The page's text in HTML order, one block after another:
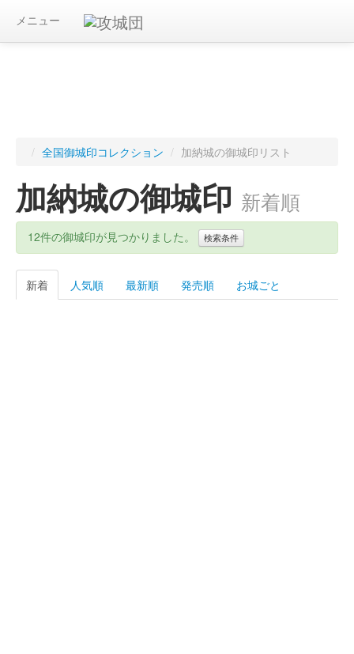
メニュー
/ 全国御城印コレクション / 加納城の御城印リスト
加納城の御城印 新着順
12件の御城印が見つかりました。 検索条件
キーワード
新着 人気順 最新順 発売順 お城ごと